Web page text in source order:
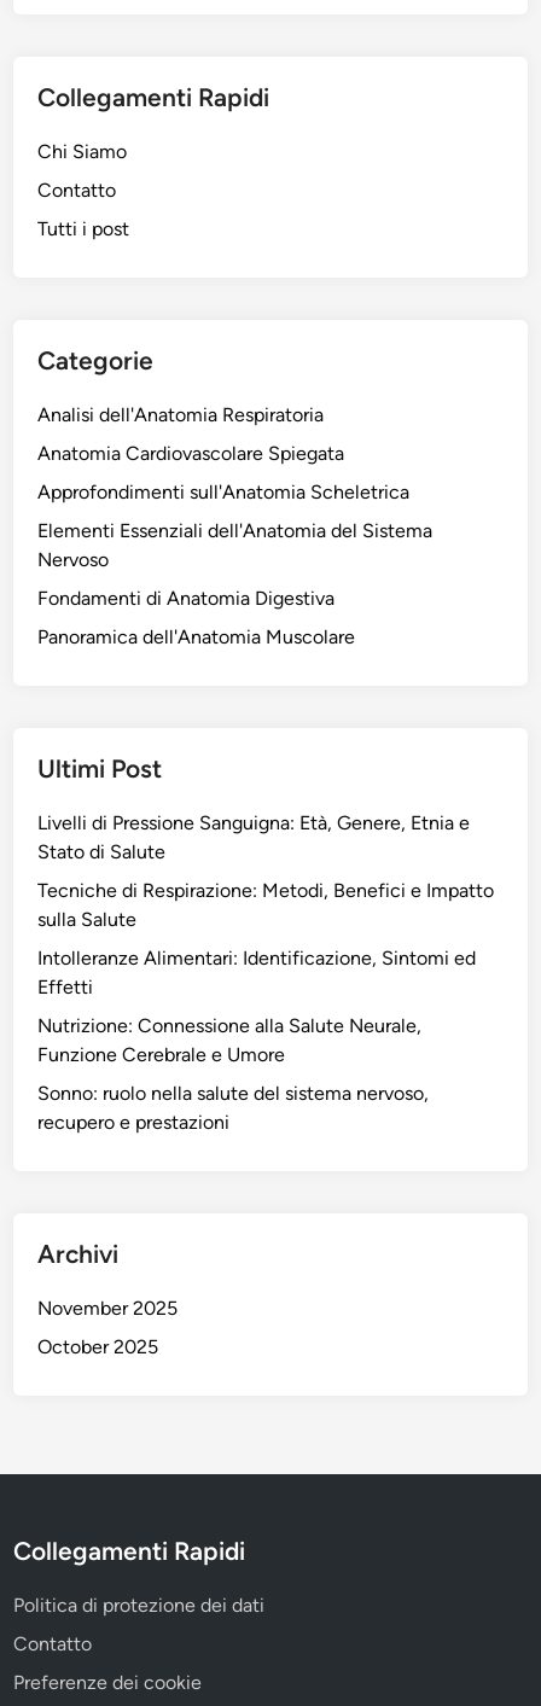
Collegamenti Rapidi
Chi Siamo
Contatto
Tutti i post
Categorie
Analisi dell'Anatomia Respiratoria
Anatomia Cardiovascolare Spiegata
Approfondimenti sull'Anatomia Scheletrica
Elementi Essenziali dell'Anatomia del Sistema
Nervoso
Fondamenti di Anatomia Digestiva
Panoramica dell'Anatomia Muscolare
Ultimi Post
Livelli di Pressione Sanguigna: Età, Genere, Etnia e
Stato di Salute
Tecniche di Respirazione: Metodi, Benefici e Impatto
sulla Salute
Intolleranze Alimentari: Identificazione, Sintomi ed
Effetti
Nutrizione: Connessione alla Salute Neurale,
Funzione Cerebrale e Umore
Sonno: ruolo nella salute del sistema nervoso,
recupero e prestazioni
Archivi
November 2025
October 2025
Collegamenti Rapidi
Politica di protezione dei dati
Contatto
Preferenze dei cookie